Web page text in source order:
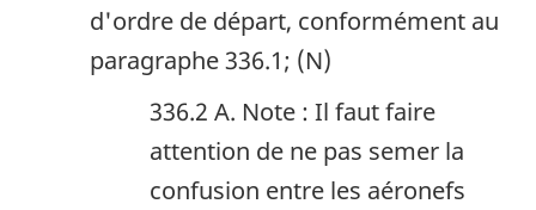
d'ordre de départ, conformément au
paragraphe 336.1; (N)
336.2 A. Note : Il faut faire
attention de ne pas semer la
confusion entre les aéronefs